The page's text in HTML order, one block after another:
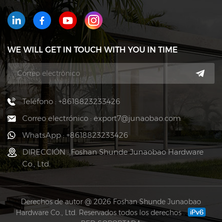
WE WILL GET IN TOUCH WITH YOU IN TIME
Teléfono : +8618823233426
Correo electrónico : export7@junaobao.com
WhatsApp : +8618823233426
DIRECCIÓN : Foshan Shunde Junaobao Hardware
Co., Ltd.
Derechos de autor @ 2026 Foshan Shunde Junaobao
Hardware Co., Ltd. Reservados todos los derechos .